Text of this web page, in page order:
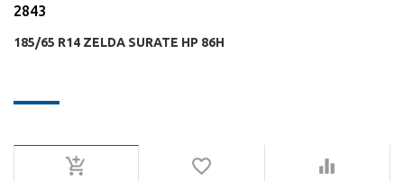
2843
185/65 R14 ZELDA SURATE HP 86H